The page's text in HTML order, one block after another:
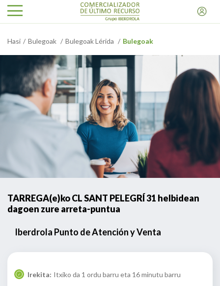
Hasi Bulegoak Bulegoak Lérida Bulegoak
TARREGA(e)ko CL SANT PELEGRÍ 31 helbidean
dagoen zure arreta-puntua
Iberdrola Punto de Atención y Venta
Irekita: Itxiko da 1 ordu barru eta 16 minutu barru